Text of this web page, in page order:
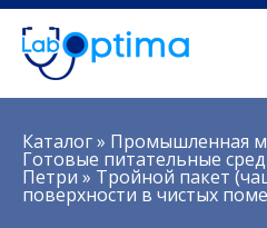
Вы здесь
Каталог» Промышленная
Готовые питательные
Петри » Тройной пакет
поверхности в чистых